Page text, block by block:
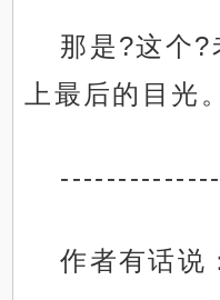
那是?这个?
上最后的目光。
作者有话说